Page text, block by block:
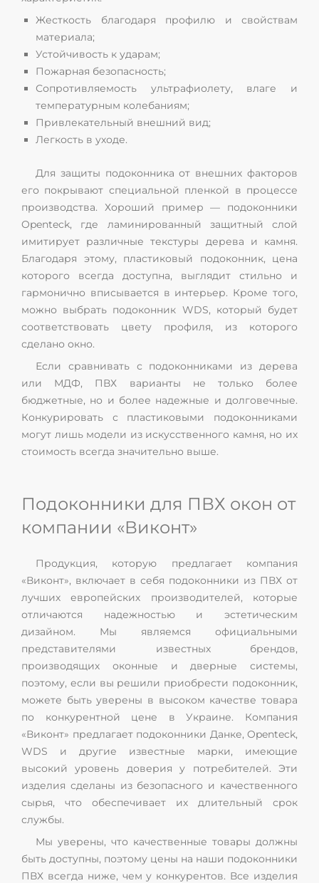
Жесткость благодаря профилю и свойствам
материала;
Устойчивость к ударам;
Пожарная безопасность;
Сопротивляемость ультрафиолету, влаге и
температурным колебаниям;
Привлекательный внешний вид;
Легкость в уходе.
Для защиты подоконника от внешних факторов
его покрывают специальной пленкой в процессе
производства. Хороший пример — подоконники
Openteck, где ламинированный защитный слой
имитирует различные текстуры дерева и камня.
Благодаря этому, пластиковый подоконник, цена
которого всегда доступна, выглядит стильно и
гармонично вписывается в интерьер. Кроме того,
можно выбрать подоконник WDS, который будет
соответствовать цвету профиля, из которого
сделано окно.
Если сравнивать с подоконниками из дерева
или МДФ, ПВХ варианты не только более
бюджетные, но и более надежные и долговечные.
Конкурировать с пластиковыми подоконниками
могут лишь модели из искусственного камня, но их
стоимость всегда значительно выше.
Подоконники для ПВХ окон от
компании «Виконт»
Продукция, которую предлагает компания
«Виконт», включает в себя подоконники из ПВХ от
лучших европейских производителей, которые
отличаются надежностью и эстетическим
дизайном. Мы являемся официальными
представителями известных брендов,
производящих оконные и дверные системы,
поэтому, если вы решили приобрести подоконник,
можете быть уверены в высоком качестве товара
по конкурентной цене в Украине. Компания
«Виконт» предлагает подоконники Данке, Openteck,
WDS и другие известные марки, имеющие
высокий уровень доверия у потребителей. Эти
изделия сделаны из безопасного и качественного
сырья, что обеспечивает их длительный срок
службы.
Мы уверены, что качественные товары должны
быть доступны, поэтому цены на наши подоконники
ПВХ всегда ниже, чем у конкурентов. Все изделия